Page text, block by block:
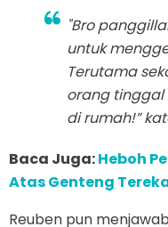
"Bro
untuk
Terutama
orang tinggal
di rumah!”
Baca Juga:Heboh
Atas Genteng
Reuben pun